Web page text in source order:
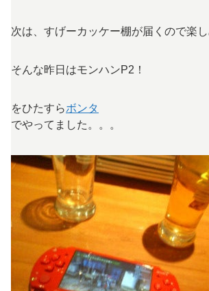
次は、すげーカッケー棚が届くので楽し
そんな昨日はモンハンP2！
をひたすらボンタ
でやってました。。。